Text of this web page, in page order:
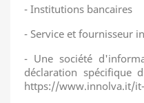
- Institutions bancaires
- Service et fournisseur
- Une société
déclaration spécifique
https://www.innolva.it/